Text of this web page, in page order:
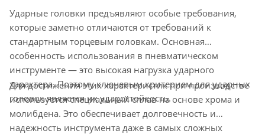
Ударные головки предъявляют особые требования,
которые заметно отличаются от требований к
стандартным торцевым головкам. Основная
особенность использования в пневматическом
инструменте — это высокая нагрузка ударного
характера. Поэтому ключевым критерием для ударных
головок является их ударостойкость.
Для достижения этих характеристик при производстве
используется специальный сплав на основе хрома и
молибдена. Это обеспечивает долговечность и
надежность инструмента даже в самых сложных